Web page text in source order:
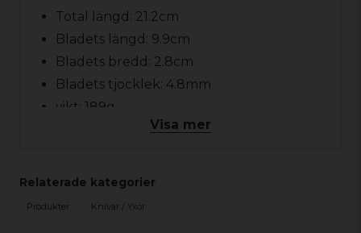
Total längd: 21.2cm
Bladets längd: 9.9cm
Bladets bredd: 2.8cm
Bladets tjocklek: 4.8mm
vikt: 189g
Visa mer
Relaterade kategorier
Produkter Knivar / Yxor